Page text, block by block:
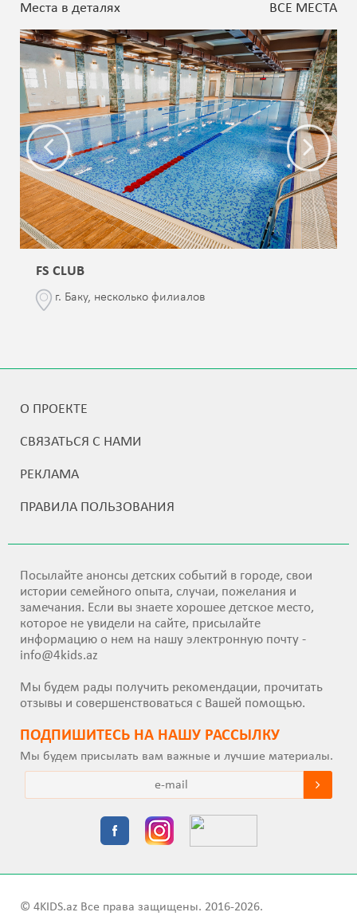
Места в деталях ВСЕ МЕСТА
FS CLUB
г. Баку, несколько филиалов
О ПРОЕКТЕ
СВЯЗАТЬСЯ С НАМИ
РЕКЛАМА
ПРАВИЛА ПОЛЬЗОВАНИЯ
Посылайте анонсы детских событий в городе, свои
истории семейного опыта, случаи, пожелания и
замечания. Если вы знаете хорошее детское место,
которое не увидели на сайте, присылайте
информацию о нем на нашу электронную почту -
info@4kids.az
Мы будем рады получить рекомендации, прочитать
отзывы и совершенствоваться с Вашей помощью.
ПОДПИШИТEСЬ НА НАШУ РАССЫЛКУ
Мы будем присылать вам важные и лучшие материалы.
© 4KIDS.az Все права защищены. 2016-2026.